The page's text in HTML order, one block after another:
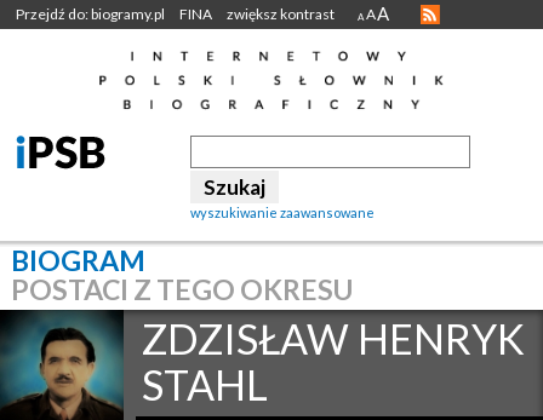
Przejdź do: biogramy.pl FINA zwiększ kontrast A AA
wyszukiwanie zaawansowane
BIOGRAM
POSTACI Z TEGO OKRESU
ZDZISŁAW HENRYK
STAHL